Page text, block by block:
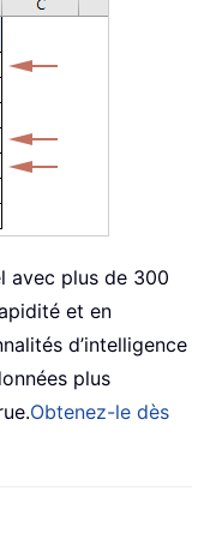
avec plus de 300
et en
d’intelligence
plus
Obtenez-le dès